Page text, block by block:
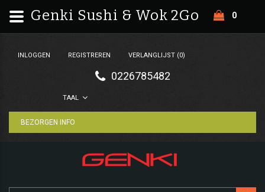
INLOGGEN REGISTREREN VERLANGLIJST (0)
0226785482
0
TAAL
BEZORGEN INFO
Genki Sushi & Wok 2Go